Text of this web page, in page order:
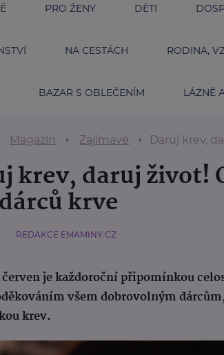
PRO ŽENY DĚTI
NA CESTÁCH RODINA,
BAZAR S OBLEČENÍM LÁZNĚ
Magazín Zajímavé Daruj krev,
krev, daruj život!
krve
REDAKCE EMAMINY.CZ
je každoroční připomínkou
všem dobrovolným
krev.